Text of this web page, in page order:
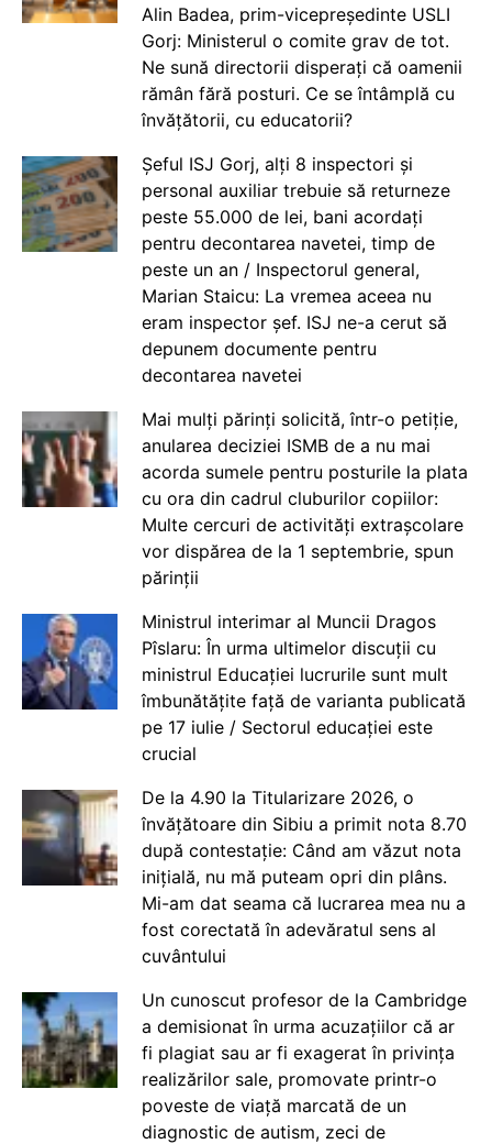
Alin Badea, prim-vicepreședinte USLI
Gorj: Ministerul o comite grav de tot.
Ne sună directorii disperați că oamenii
rămân fără posturi. Ce se întâmplă cu
învățătorii, cu educatorii?
Șeful ISJ Gorj, alți 8 inspectori și
personal auxiliar trebuie să returneze
peste 55.000 de lei, bani acordați
pentru decontarea navetei, timp de
peste un an / Inspectorul general,
Marian Staicu: La vremea aceea nu
eram inspector șef. ISJ ne-a cerut să
depunem documente pentru
decontarea navetei
Mai mulți părinți solicită, într-o petiție,
anularea deciziei ISMB de a nu mai
acorda sumele pentru posturile la plata
cu ora din cadrul cluburilor copiilor:
Multe cercuri de activități extrașcolare
vor dispărea de la 1 septembrie, spun
părinții
Ministrul interimar al Muncii Dragos
Pîslaru: În urma ultimelor discuții cu
ministrul Educației lucrurile sunt mult
îmbunătățite față de varianta publicată
pe 17 iulie / Sectorul educației este
crucial
De la 4.90 la Titularizare 2026, o
învățătoare din Sibiu a primit nota 8.70
după contestație: Când am văzut nota
inițială, nu mă puteam opri din plâns.
Mi-am dat seama că lucrarea mea nu a
fost corectată în adevăratul sens al
cuvântului
Un cunoscut profesor de la Cambridge
a demisionat în urma acuzațiilor că ar
fi plagiat sau ar fi exagerat în privința
realizărilor sale, promovate printr-o
poveste de viață marcată de un
diagnostic de autism, zeci de